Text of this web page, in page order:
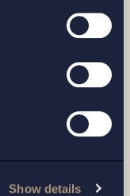
Show details